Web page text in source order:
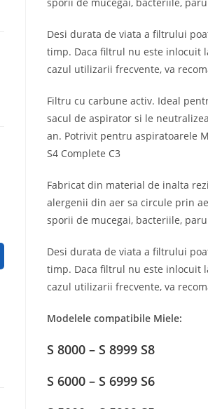
Desi durata de viata a filtrului
timp. Daca filtrul nu este inlocuit
cazul utilizarii frecvente, va
Filtru cu carbune activ. Ideal
sacul de aspirator si le
an. Potrivit pentru aspiratoarele
S4 Complete C3
Fabricat din material de inalta
alergenii din aer sa circule prin
sporii de mucegai, bacteriile,
Desi durata de viata a filtrului
timp. Daca filtrul nu este inlocuit
cazul utilizarii frecvente, va
Modelele compatibile Miele:
S 8000 – S 8999 S8
S 6000 – S 6999 S6